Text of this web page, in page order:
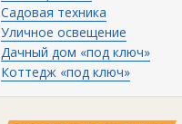
Садовая техника
Уличное освещение
Дачный дом «под ключ»
Коттедж «под ключ»